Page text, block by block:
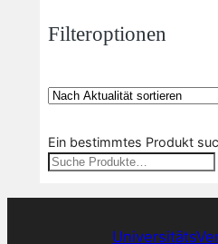
Filteroptionen
Ein bestimmtes Produkt